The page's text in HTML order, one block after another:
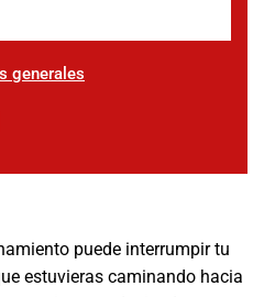
generales
puede interrumpir tu
estuvieras caminando hacia